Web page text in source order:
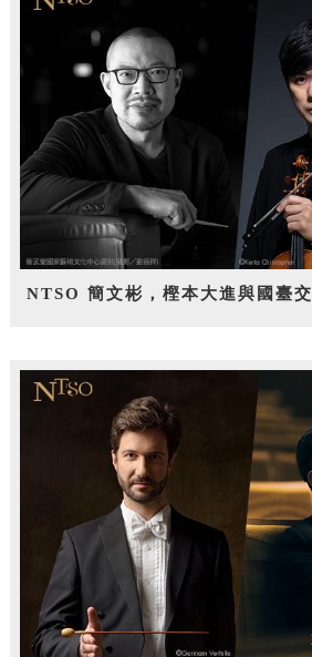
NTSO 簡文彬，樫本大進與國臺交